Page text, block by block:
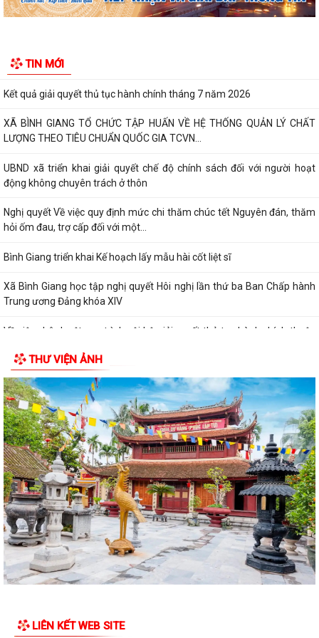
Xã Bình Giang tổ chức lấy mẫu ADN tại các phần mộ liệt sĩ chưa xác
định được thông tin
bàn thành phố Hải Phòng
Về việc công khai danh mục thủ tục hành chính được sửa đổi, bổ sung,
Kết quả giải quyết thủ tục hành chính tháng 7 năm 2026
XÃ BÌNH GIANG TỔ CHỨC TẬP HUẤN VỀ HỆ THỐNG QUẢN LÝ CHẤT
LƯỢNG THEO TIÊU CHUẨN QUỐC GIA TCVN...
UBND xã triển khai giải quyết chế độ chính sách đối với người hoạt
động không chuyên trách ở thôn
Nghị quyết Về việc quy định mức chi thăm chúc tết Nguyên đán, thăm
Bình Giang triển khai Kế hoạch lấy mẫu hài cốt liệt sĩ
Xã Bình Giang học tập nghị quyết Hôi nghị lần thứ ba Ban Chấp hành
Về việc phê duyệt quy trình nội bộ giải quyết thủ tục hành chính thuộc
phạm vi chức năng của Sở...
Về việc khai bố thủ tục hành chính nội bộ được sửa đổi, bổ sung thuộc
phạm vi, chức năng quản lý...
Quyết định Về việc kiện toàn Ban chỉ đạo áp dụng, duy trì, cải tiến và
công bố Hệ thống quản lý...
ĐỜI ĐỜI GHI NHỚ CÔNG ƠN CÁC ANH HÙNG LIỆT SĨ, THƯƠNG BINH,
BỆNH BINH VÀ NGƯỜI CÓ CÔNG VỚI CÁCH MẠNG
Về việc công khai danh mục thủ tục hành chính bị bãi bỏ thuộc phạm vi
chức năng của Sở Nông nghiệp...
THƯ VIỆN ẢNH